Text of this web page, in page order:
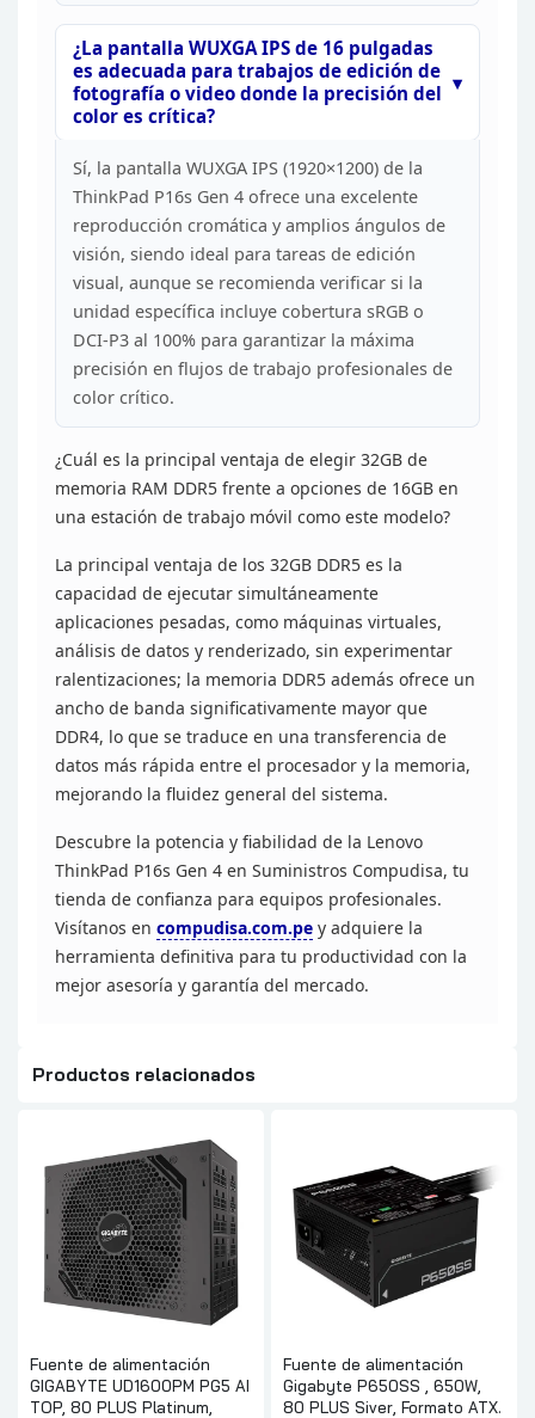
¿La pantalla WUXGA IPS de 16 pulgadas
es adecuada para trabajos de edición de
fotografía o video donde la precisión del
color es crítica?
Sí, la pantalla WUXGA IPS (1920×1200) de la
ThinkPad P16s Gen 4 ofrece una excelente
reproducción cromática y amplios ángulos de
visión, siendo ideal para tareas de edición
visual, aunque se recomienda verificar si la
unidad específica incluye cobertura sRGB o
DCI-P3 al 100% para garantizar la máxima
precisión en flujos de trabajo profesionales de
color crítico.
¿Cuál es la principal ventaja de elegir 32GB de
memoria RAM DDR5 frente a opciones de 16GB en
una estación de trabajo móvil como este modelo?
La principal ventaja de los 32GB DDR5 es la
capacidad de ejecutar simultáneamente
aplicaciones pesadas, como máquinas virtuales,
análisis de datos y renderizado, sin experimentar
ralentizaciones; la memoria DDR5 además ofrece un
ancho de banda significativamente mayor que
DDR4, lo que se traduce en una transferencia de
datos más rápida entre el procesador y la memoria,
mejorando la fluidez general del sistema.
Descubre la potencia y fiabilidad de la Lenovo
ThinkPad P16s Gen 4 en Suministros Compudisa, tu
tienda de confianza para equipos profesionales.
Visítanos en compudisa.com.pe y adquiere la
herramienta definitiva para tu productividad con la
mejor asesoría y garantía del mercado.
Productos relacionados
Fuente de alimentación
GIGABYTE UD1600PM PG5 AI
TOP, 80 PLUS Platinum,
Fuente de alimentación
Gigabyte P650SS , 650W,
80 PLUS Siver, Formato ATX.